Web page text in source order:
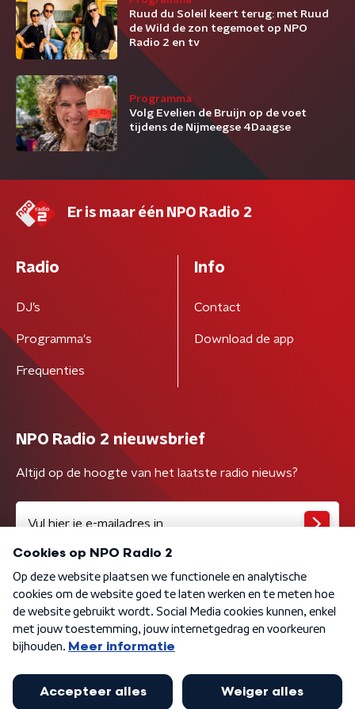
Ruud du Soleil keert terug: met Ruud
de Wild de zon tegemoet op NPO
Radio 2 en tv
Programma
Volg Evelien de Bruijn op de voet
tijdens de Nijmeegse 4Daagse
Er is maar één NPO Radio 2
Radio
DJ’s
Programma's
Frequenties
Info
Contact
Download de app
NPO Radio 2 nieuwsbrief
Altijd op de hoogte van het laatste radio nieuws?
Algemene voorwaarden